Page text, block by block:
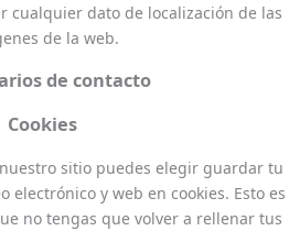
cualquier dato de localización de las
de la web.
de contacto
Cookies
sitio puedes elegir guardar tu
electrónico y web en cookies. Esto es
no tengas que volver a rellenar tus